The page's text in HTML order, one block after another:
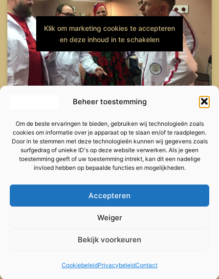
Beheer toestemming
Om de beste ervaringen te bieden, gebruiken wij technologieën zoals
cookies om informatie over je apparaat op te slaan en/of te raadplegen.
Door in te stemmen met deze technologieën kunnen wij gegevens zoals
surfgedrag of unieke ID's op deze website verwerken. Als je geen
toestemming geeft of uw toestemming intrekt, kan dit een nadelige
invloed hebben op bepaalde functies en mogelijkheden.
Accepteren
Weiger
Bekijk voorkeuren
CookiebeleidPrivacybeleidContact
Klik om marketing cookies te accepteren
en deze inhoud in te schakelen
Privacybeleid
Met trots aangedreven door